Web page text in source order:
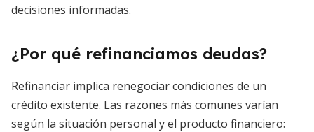
decisiones informadas.
¿Por qué refinanciamos deudas?
Refinanciar implica renegociar condiciones de un
crédito existente. Las razones más comunes varían
según la situación personal y el producto financiero: